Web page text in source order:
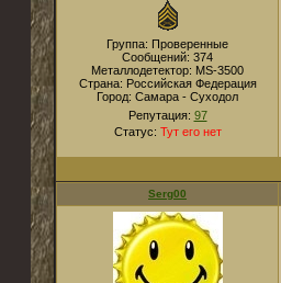
Группа: Проверенные
Сообщений: 374
Металлодетектор: MS-3500
Страна: Российская Федерация
Город: Самара - Суходол
Репутация: 97
Статус: Тут его нет
Serg00